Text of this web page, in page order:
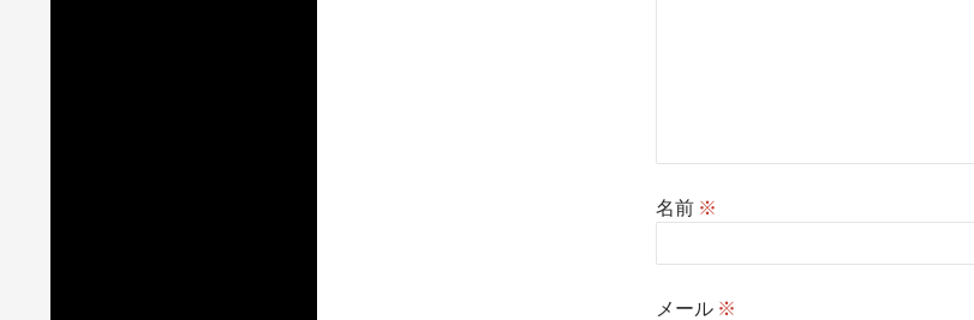
名前 ※
メール ※